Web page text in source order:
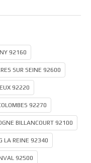
92160
SUR SEINE 92600
92220
92270
BILLANCOURT 92100
REINE 92340
92500